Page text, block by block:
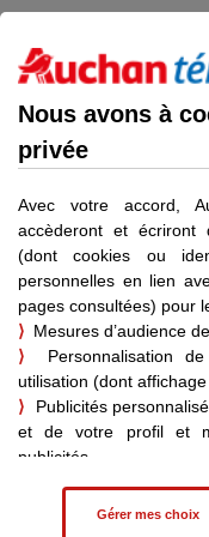
Skip
main
content Nouveaux clients :
Réception
Déjà client ?
Vous pouvez vous
personnalisées.
Je me connecte
Nous avons à
privée
Avec votre accord,
accèderont et écriront
(dont cookies ou
personnelles en lien
pages consultées) pour
⟩ Mesures d’audience
⟩
Personnalisation
utilisation (dont
⟩
Publicités
et de votre profil et
publicités
suite à une visite sur un
Gérer mes choix